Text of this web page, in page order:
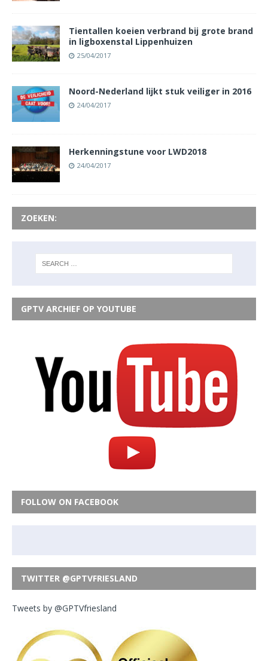
Tientallen koeien verbrand bij grote brand
in ligboxenstal Lippenhuizen
25/04/2017
Noord-Nederland lijkt stuk veiliger in 2016
24/04/2017
Herkenningstune voor LWD2018
24/04/2017
ZOEKEN:
GPTV ARCHIEF OP YOUTUBE
FOLLOW ON FACEBOOK
TWITTER @GPTVFRIESLAND
Tweets by @GPTVfriesland